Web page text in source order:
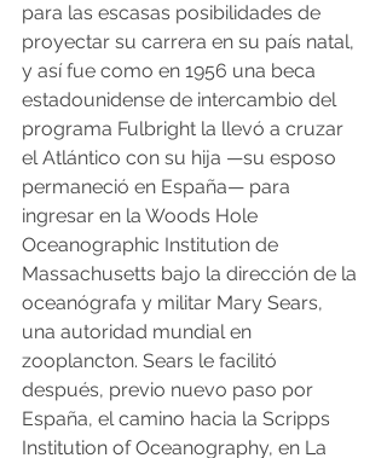
para las escasas posibilidades de
proyectar su carrera en su país natal,
y así fue como en 1956 una beca
estadounidense de intercambio del
programa Fulbright la llevó a cruzar
el Atlántico con su hija —su esposo
permaneció en España— para
ingresar en la Woods Hole
Oceanographic Institution de
Massachusetts bajo la dirección de la
oceanógrafa y militar Mary Sears,
una autoridad mundial en
zooplancton. Sears le facilitó
después, previo nuevo paso por
España, el camino hacia la Scripps
Institution of Oceanography, en La